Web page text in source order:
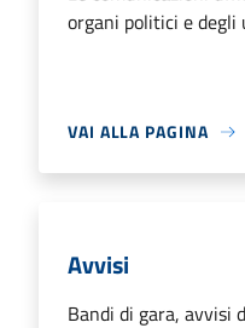
organi politici e degli
VAI ALLA PAGINA
Avvisi
Bandi di gara, avvisi